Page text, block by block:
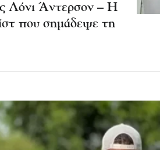
Λόνι Άντερσον – Η
που σημάδεψε τη